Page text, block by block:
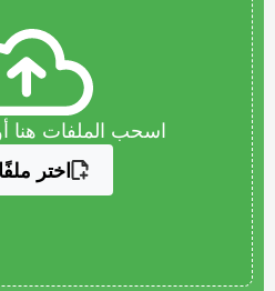
اسحب الملفات هنا
اختر ملفًا